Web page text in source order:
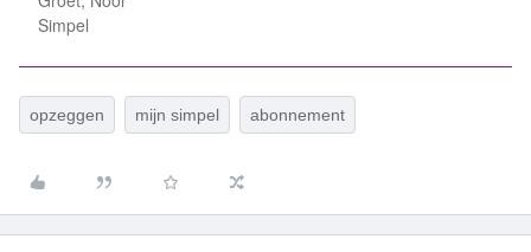
Simpel
opzeggen mijn simpel abonnement